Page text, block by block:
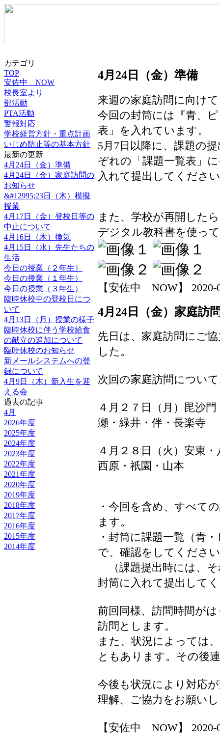
カテゴリ
TOP
安佐中 NOW
校長室より
部活動
PTA活動
警報対応
学校経営方針・重点計画
いじめ防止等の基本方針
最新の更新
4月24日（金）準備
4月24日（金）家庭訪問の
お知らせ
&#12995;23日（木）模擬
授業
4月17日（金）登校日等の
中止について
4月16日（木）換気
4月15日（水）先生たちの
生活
今日の授業（２年生）
今日の授業（１年生）
今日の授業（３年生）
臨時休校中の登校日につ
いて
4月13日（月）授業の様子
臨時休校に伴う学校給食
の献立の追加について
臨時休校のお知らせ
新メールシステムへの登
録について
4月9日（木）新入生を迎
える会
過去の記事
4月
2026年度
2025年度
2024年度
2023年度
2022年度
2021年度
2020年度
2019年度
2018年度
2017年度
2016年度
2015年度
2014年度
4月24日（金）準備
来週の家庭訪問に向け
今回の封筒には『青、
表」を入れています。
5月7日以降に、課題の
ぞれの「課題一覧表」
入れて提出してくださ
また、学校が再開した
デジタル教科書を使っ
【安佐中 NOW】 2020-
4月24日（金）家庭訪
先日は、家庭訪問にご
した。
次回の家庭訪問につい
４月２７日（月）毘沙
瀬・緑井・伴・長楽寺
４月２８日（火）安東
西原・祇園・山本
・今回を含め、すべて
ます。
・封筒に課題一覧（青
で、確認をしてくださ
（課題提出時には、
封筒に入れて提出して
前回同様、訪問時間が
訪問とします。
また、状況によっては
ともあります。その後
今後も状況により対応
理解、ご協力をお願い
【安佐中 NOW】 2020-